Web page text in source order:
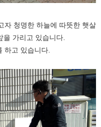
자 청명한 하늘에 따뜻한 햇살
가리고 있습니다.
하고 있습니다.